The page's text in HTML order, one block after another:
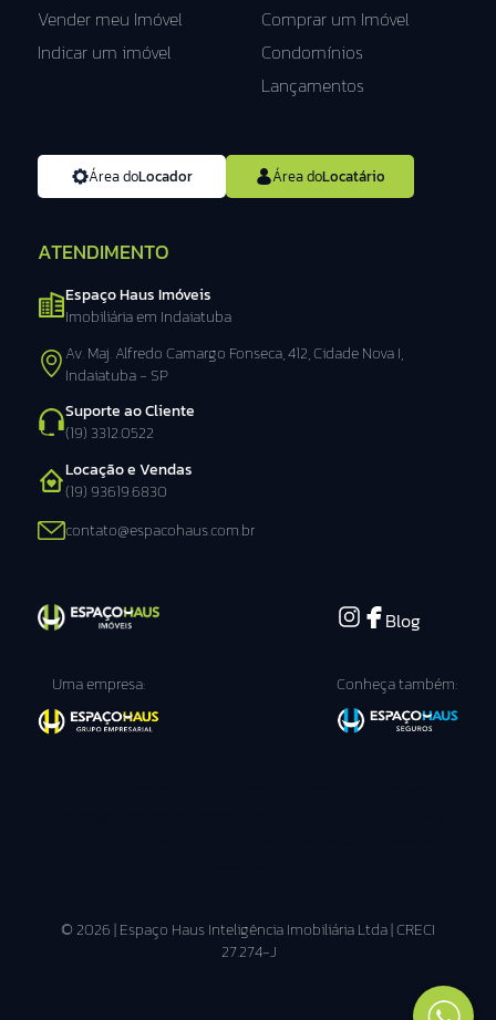
Vender meu Imóvel
Indicar um imóvel
Comprar um Imóvel
Condomínios
Lançamentos
Área doLocador Área doLocatário
ATENDIMENTO
Espaço Haus Imóveis
Imobiliária em Indaiatuba
Av. Maj. Alfredo Camargo Fonseca, 412, Cidade Nova I,
Indaiatuba - SP
Suporte ao Cliente
(19) 3312.0522
Locação e Vendas
(19) 93619.6830
contato@espacohaus.com.br
Blog
Uma empresa: Conheça também:
© 2026 | Espaço Haus Inteligência Imobiliária Ltda | CRECI
27.274-J